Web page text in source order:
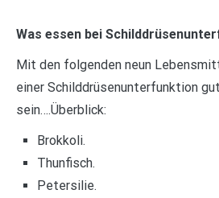
Was essen bei
Mit den folgenden neun
einer Schilddrüsenunterfunktion
sein….Überblick:
Brokkoli.
Thunfisch.
Petersilie.